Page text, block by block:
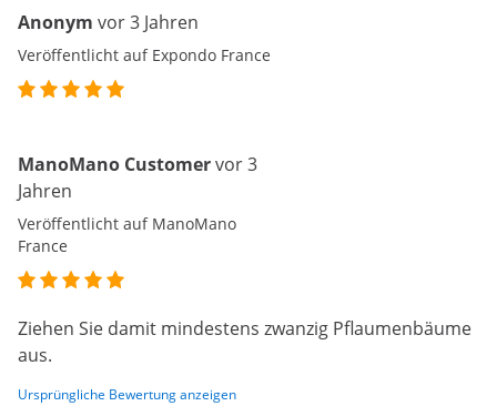
Anonym vor 3 Jahren
Veröffentlicht auf Expondo France
ManoMano Customervor 3
Jahren
Veröffentlicht auf ManoMano
France
Ziehen Sie damit mindestens zwanzig Pflaumenbäume
aus.
Ursprüngliche Bewertung anzeigen